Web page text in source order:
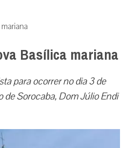
Basílica mariana
para ocorrer no dia 3 de
Sorocaba, Dom Júlio Endi